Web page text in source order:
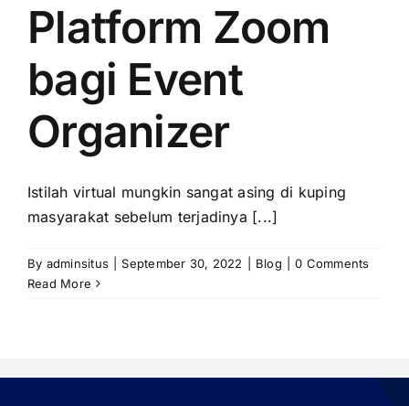
Platform Zoom
bagi Event
Organizer
Istilah virtual mungkin sangat asing di kuping
masyarakat sebelum terjadinya [...]
By adminsitus September 30, 2022 Blog
0 Comments
Read More